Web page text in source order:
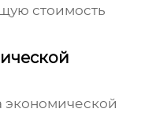
стоимость
экономической